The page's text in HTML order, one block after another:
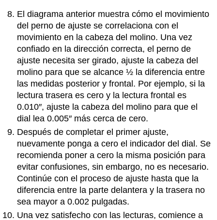
El diagrama anterior muestra cómo el movimiento
del perno de ajuste se correlaciona con el
movimiento en la cabeza del molino. Una vez
confiado en la dirección correcta, el perno de
ajuste necesita ser girado, ajuste la cabeza del
molino para que se alcance ½ la diferencia entre
las medidas posterior y frontal. Por ejemplo, si la
lectura trasera es cero y la lectura frontal es
0.010″, ajuste la cabeza del molino para que el
dial lea 0.005″ más cerca de cero.
Después de completar el primer ajuste,
nuevamente ponga a cero el indicador del dial. Se
recomienda poner a cero la misma posición para
evitar confusiones, sin embargo, no es necesario.
Continúe con el proceso de ajuste hasta que la
diferencia entre la parte delantera y la trasera no
sea mayor a 0.002 pulgadas.
Una vez satisfecho con las lecturas, comience a